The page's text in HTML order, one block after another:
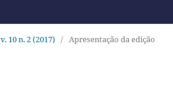
v. 10 n. 2 (2017) / Apresentação da edição